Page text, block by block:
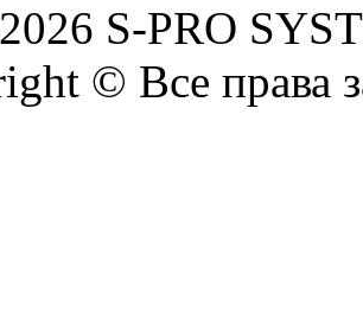
S-PRO
© Все права